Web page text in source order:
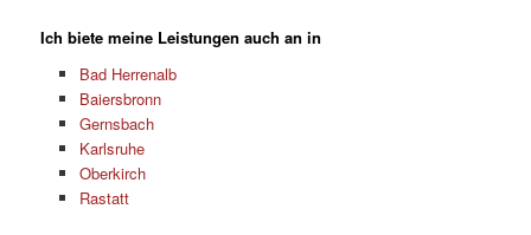
Ich biete meine Leistungen auch an in
Bad Herrenalb
Baiersbronn
Gernsbach
Karlsruhe
Oberkirch
Rastatt